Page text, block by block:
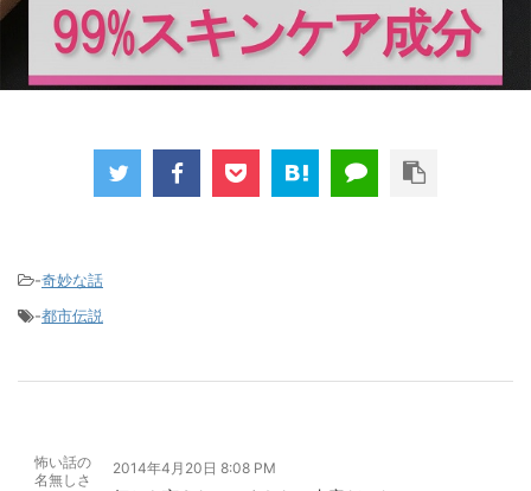
-奇妙な話
-都市伝説
怖い話の
名無しさ
2014年4月20日 8:08 PM